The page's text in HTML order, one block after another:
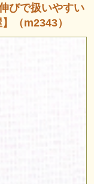
びで扱いやすい
（m2343）